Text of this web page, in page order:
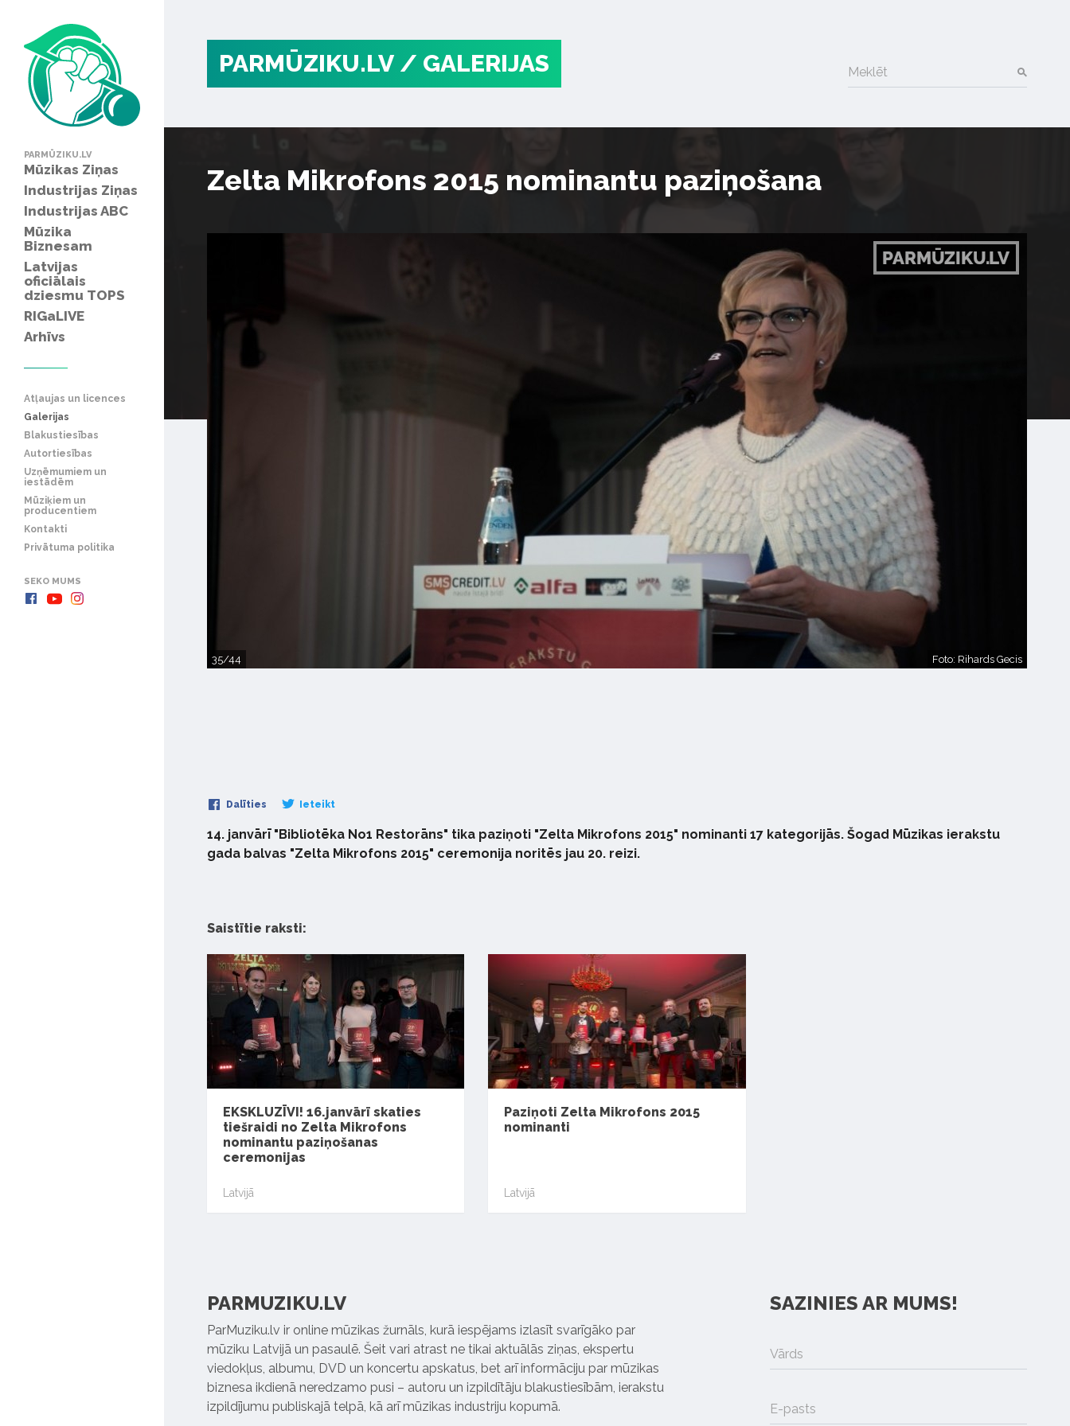
PARMŪZIKU.LV
Mūzikas Ziņas
Industrijas Ziņas
Industrijas ABC
Mūzika
Biznesam
Latvijas
oficiālais
dziesmu TOPS
RIGaLIVE
Arhīvs
Atļaujas un licences
Galerijas
Blakustiesības
Autortiesības
Uzņēmumiem un
iestādēm
Mūziķiem un
producentiem
Kontakti
Privātuma politika
SEKO MUMS
PARMŪZIKU.LV / GALERIJAS Meklēt
Zelta Mikrofons 2015 nominantu paziņošana
35/44 Foto: Rihards Gecis
Dalīties Ieteikt
14. janvārī "Bibliotēka No1 Restorāns" tika paziņoti "Zelta Mikrofons 2015" nominanti 17 kategorijās. Šogad Mūzikas ierakstu
gada balvas "Zelta Mikrofons 2015" ceremonija noritēs jau 20. reizi.
Saistītie raksti:
EKSKLUZĪVI! 16.janvārī skaties
tiešraidi no Zelta Mikrofons
nominantu paziņošanas
ceremonijas
Latvijā
Paziņoti Zelta Mikrofons 2015
nominanti
Latvijā
PARMUZIKU.LV
ParMuziku.lv ir online mūzikas žurnāls, kurā iespējams izlasīt svarīgāko par
mūziku Latvijā un pasaulē. Šeit vari atrast ne tikai aktuālās ziņas, ekspertu
viedokļus, albumu, DVD un koncertu apskatus, bet arī informāciju par mūzikas
biznesa ikdienā neredzamo pusi – autoru un izpildītāju blakustiesībām, ierakstu
izpildījumu publiskajā telpā, kā arī mūzikas industriju kopumā.
SAZINIES AR MUMS!
Vārds
E-pasts